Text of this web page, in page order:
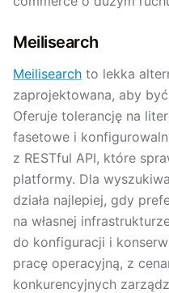
Meilisearch
Meilisearch to lekka
zaprojektowana, aby
Oferuje tolerancję na
fasetowe i
z RESTful API, które
platformy. Dla
działa najlepiej, gdy
na własnej
do konfiguracji i
pracę operacyjną, z
konkurencyjnych